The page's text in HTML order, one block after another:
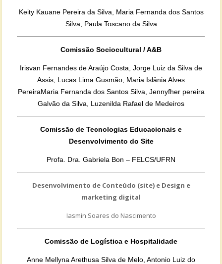
Keity Kauane Pereira da Silva, Maria Fernanda dos Santos
Silva, Paula Toscano da Silva
Comissão Sociocultural / A&B
Irisvan Fernandes de Araújo Costa, Jorge Luiz da Silva de
Assis, Lucas Lima Gusmão, Maria Islânia Alves
PereiraMaria Fernanda dos Santos Silva, Jennyfher pereira
Galvão da Silva, Luzenilda Rafael de Medeiros
Comissão de Tecnologias Educacionais e
Desenvolvimento do Site
Profa. Dra. Gabriela Bon – FELCS/UFRN
Desenvolvimento de Conteúdo (site) e Design e
marketing digital
Iasmin Soares do Nascimento
Comissão de Logística e Hospitalidade
Anne Mellyna Arethusa Silva de Melo, Antonio Luiz do